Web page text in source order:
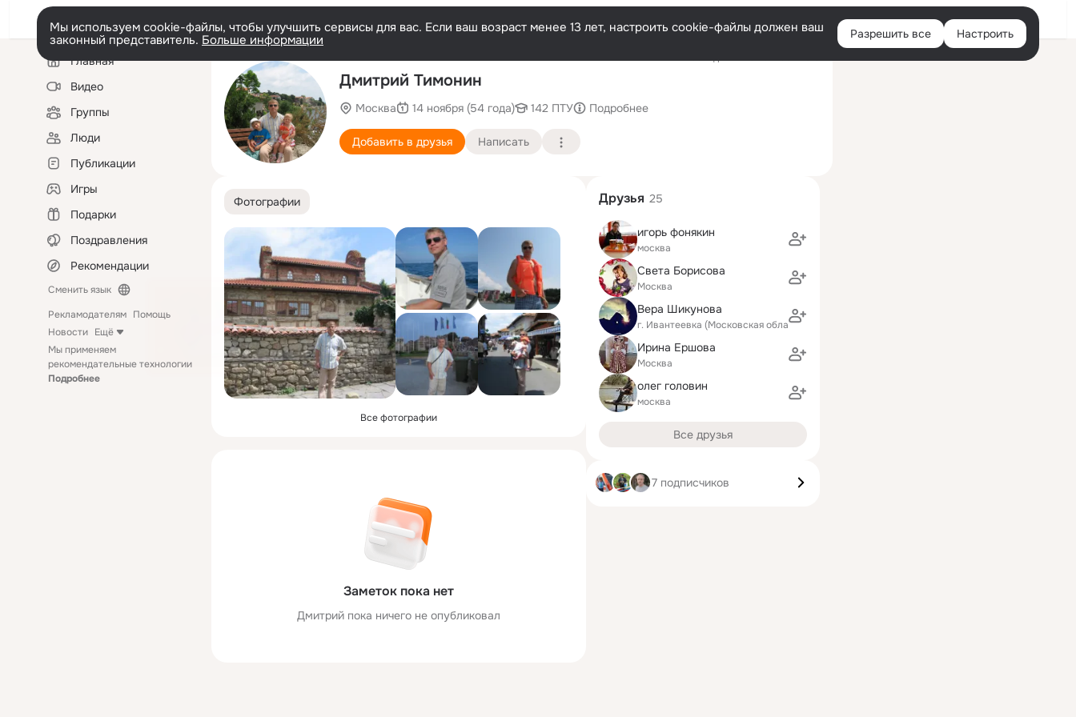
Войти
Мы используем cookie-файлы, чтобы улучшить сервисы для вас. Если ваш возраст менее 13 лет, настроить cookie-файлы должен ваш
законный представитель. Больше информации Разрешить все Настроить
Левая
колонкаГлавная
Видео
Группы
Люди
Публикации
Игры
Подарки
Поздравления
Рекомендации
Сменить язык
Рекламодателям Помощь
Новости Ещё
Мы применяем
рекомендательные технологии
Подробнее
Дмитрий Тимонин
Москва 14 ноября (54 года) 142 ПТУ Подробнее
Добавить в друзья Написать
Фотографии
Все фотографии
Заметок пока нет
Дмитрий пока ничего не опубликовал
Друзья 25
игорь фонякин
москва
Света Борисова
Москва
Вера Шикунова
г. Ивантеевка (Московская область)
Ирина Eршова
Москва
олег головин
москва
Все друзья
7 подписчиков